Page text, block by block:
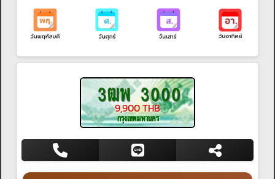
3ฒพ 3000
9,900 THB
กรุงเทพมหานคร